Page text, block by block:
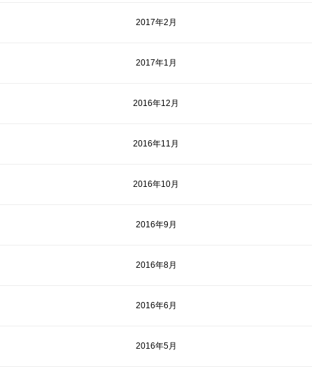
2017年2月
2017年1月
2016年12月
2016年11月
2016年10月
2016年9月
2016年8月
2016年6月
2016年5月